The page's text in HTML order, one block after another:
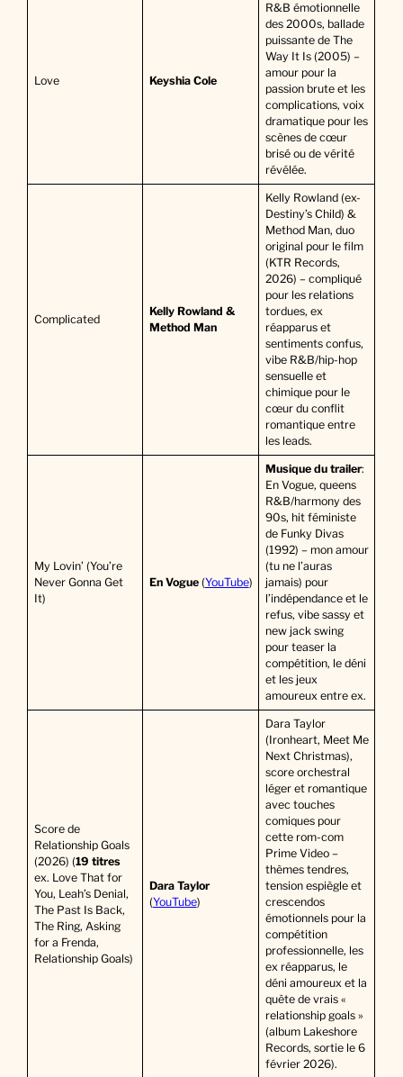
Love Keyshia Cole
R&B émotionnelle
des 2000s, ballade
puissante de The
Way It Is (2005) –
amour pour la
passion brute et les
complications, voix
dramatique pour les
scènes de cœur
brisé ou de vérité
révélée.
Complicated
Kelly Rowland &
Method Man
Kelly Rowland (ex-
Destiny’s Child) &
Method Man, duo
original pour le film
(KTR Records,
2026) – compliqué
pour les relations
tordues, ex
réapparus et
sentiments confus,
vibe R&B/hip-hop
sensuelle et
chimique pour le
cœur du conflit
romantique entre
les leads.
My Lovin’ (You’re
Never Gonna Get
It)
En Vogue (YouTube)
Musique du trailer:
En Vogue, queens
R&B/harmony des
90s, hit féministe
de Funky Divas
(1992) – mon amour
(tu ne l’auras
jamais) pour
l’indépendance et le
refus, vibe sassy et
new jack swing
pour teaser la
compétition, le déni
et les jeux
amoureux entre ex.
Score de
Relationship Goals
(2026) (19 titres
ex. Love That for
You, Leah’s Denial,
The Past Is Back,
The Ring, Asking
for a Frenda,
Relationship Goals)
Dara Taylor
(YouTube)
Dara Taylor
(Ironheart, Meet Me
Next Christmas),
score orchestral
léger et romantique
avec touches
comiques pour
cette rom-com
Prime Video –
thèmes tendres,
tension espiègle et
crescendos
émotionnels pour la
compétition
professionnelle, les
ex réapparus, le
déni amoureux et la
quête de vrais «
relationship goals »
(album Lakeshore
Records, sortie le 6
février 2026).